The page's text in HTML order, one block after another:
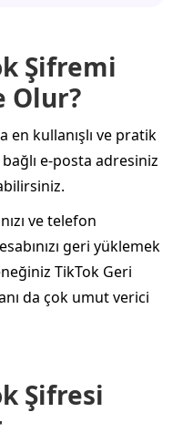
Şifremi
Olur?
kullanışlı ve pratik
e‑posta adresiniz
ve telefon
geri yüklemek
TikTok Geri
da çok umut verici
Şifresi